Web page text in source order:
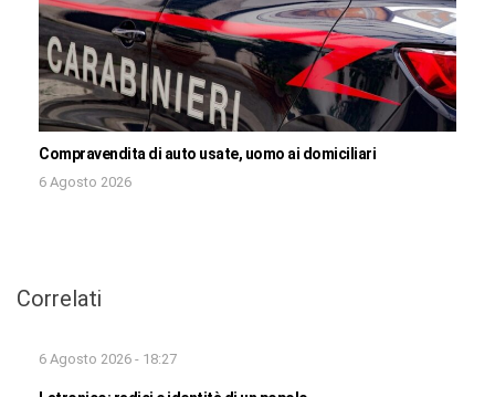
Compravendita di auto usate, uomo ai domiciliari
6 Agosto 2026
Correlati
6 Agosto 2026 - 18:27